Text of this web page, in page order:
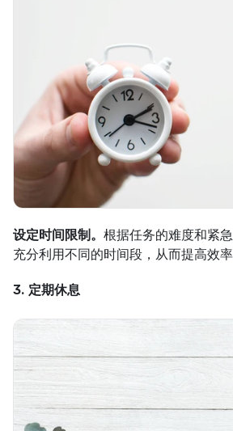
设定时间限制。 根据任务的难度和紧
充分利用不同的时间段，从而提高效率
3. 定期休息